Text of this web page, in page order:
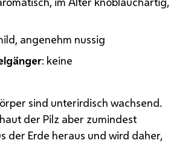
angenehm nussig
: keine
sind unterirdisch wachsend.
der Pilz aber zumindest
der Erde heraus und wird daher,